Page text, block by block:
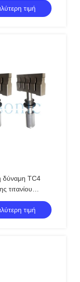
τιμή
δύναμη TC4
τιτανίου
τιμή